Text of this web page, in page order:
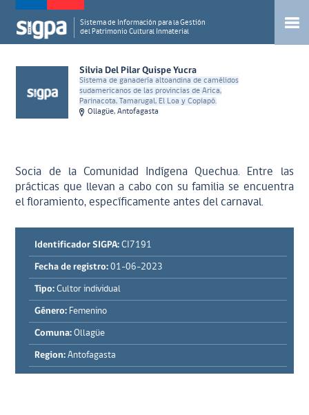
Sistema de Información para la Gestión
del Patrimonio Cultural Inmaterial
Silvia Del Pilar Quispe Yucra
Sistema de ganadería altoandina de camélidos
sudamericanos de las provincias de Arica,
Parinacota, Tamarugal, El Loa y Copiapó.
Ollagüe, Antofagasta
Socia de la Comunidad Indígena Quechua. Entre las
prácticas que llevan a cabo con su familia se encuentra
el floramiento, específicamente antes del carnaval.
Identificador SIGPA: CI7191
Fecha de registro: 01-06-2023
Tipo: Cultor individual
Género: Femenino
Comuna: Ollagüe
Region: Antofagasta